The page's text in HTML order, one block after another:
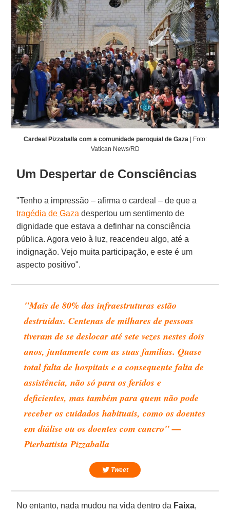
Cardeal Pizzaballa com a comunidade paroquial de Gaza | Foto:
Vatican News/RD
Um Despertar de Consciências
"Tenho a impressão – afirma o cardeal – de que a
tragédia de Gaza despertou um sentimento de
dignidade que estava a definhar na consciência
pública. Agora veio à luz, reacendeu algo, até a
indignação. Vejo muita participação, e este é um
aspecto positivo".
"Mais de 80% das infraestruturas estão
destruídas. Centenas de milhares de pessoas
tiveram de se deslocar até sete vezes nestes dois
anos, juntamente com as suas famílias. Quase
total falta de hospitais e a consequente falta de
assistência, não só para os feridos e
deficientes, mas também para quem não pode
receber os cuidados habituais, como os doentes
em diálise ou os doentes com cancro" —
Pierbattista Pizzaballa
Tweet
No entanto, nada mudou na vida dentro da Faixa,